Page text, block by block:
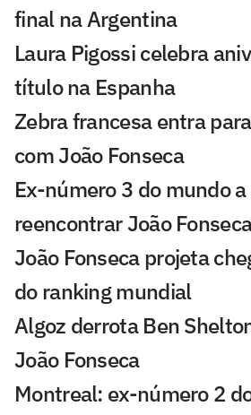
final na Argentina
Laura Pigossi celebra
título na Espanha
Zebra francesa entra
com João Fonseca
Ex-número 3 do mundo
reencontrar João
João Fonseca projeta
do ranking mundial
Algoz derrota Ben
João Fonseca
Montreal: ex-número 2